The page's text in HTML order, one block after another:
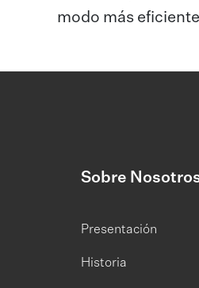
modo más
Sobre
Presentación
Historia